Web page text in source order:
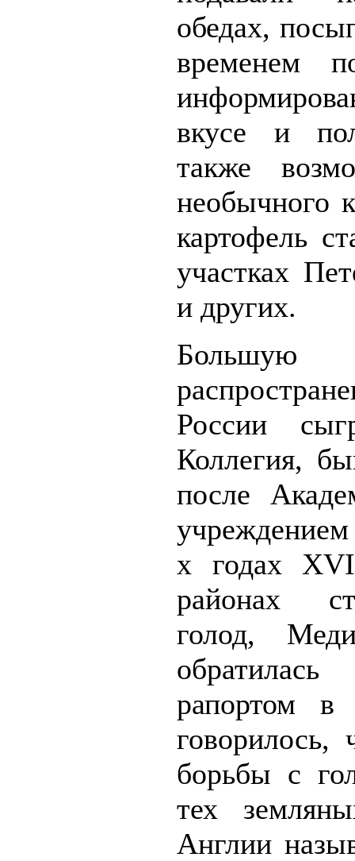
обедах,
временем
вкусе и
также
необычного
картофель
участках
и других.
России
Коллегия,
после
х годах
районах
голод,
рапортом в
говорилось,
борьбы с
тех
Англии